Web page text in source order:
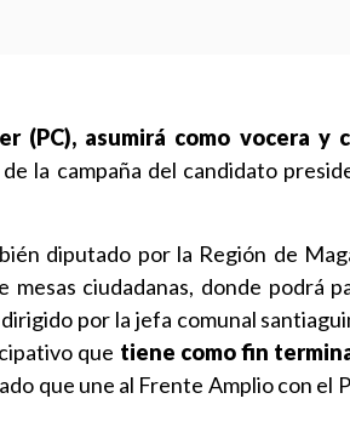
(PC), asumirá como vocera y
de la campaña del candidato
diputado por la Región de
ciudadanas, donde podrá
por la jefa comunal
que tiene como fin
que une al Frente Amplio con el